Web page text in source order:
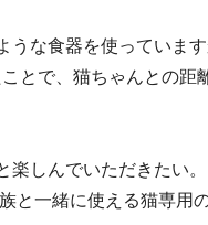
うな食器を使っています
とで、猫ちゃんとの距
しんでいただきたい。
と一緒に使える猫専用